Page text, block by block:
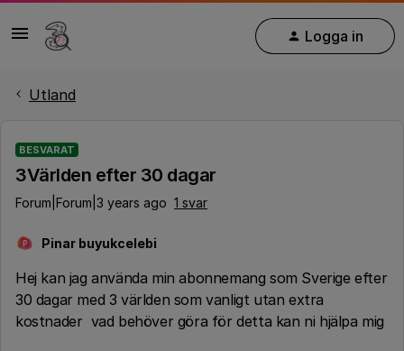
Logga in
Utland
BESVARAT
3Världen efter 30 dagar
Forum|Forum|3 years ago 1 svar
P Pinar buyukcelebi
Hej kan jag använda min abonnemang som Sverige efter
30 dagar med 3 världen som vanligt utan extra
kostnader vad behöver göra för detta kan ni hjälpa mig